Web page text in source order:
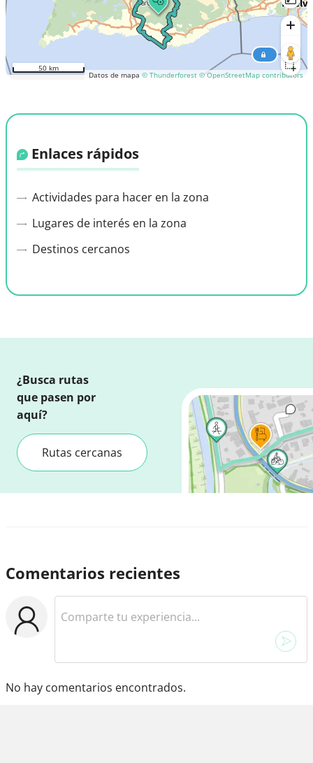
Datos de mapa © Thunderforest © OpenStreetMap contributors
50 km
Enlaces rápidos
Actividades para hacer en la zona
Lugares de interés en la zona
Destinos cercanos
¿Busca rutas
que pasen por
aquí?
Rutas cercanas
Comentarios recientes
No hay comentarios encontrados.